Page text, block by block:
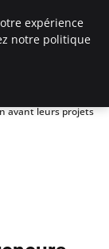
avant leurs projets
expérience
notre politique